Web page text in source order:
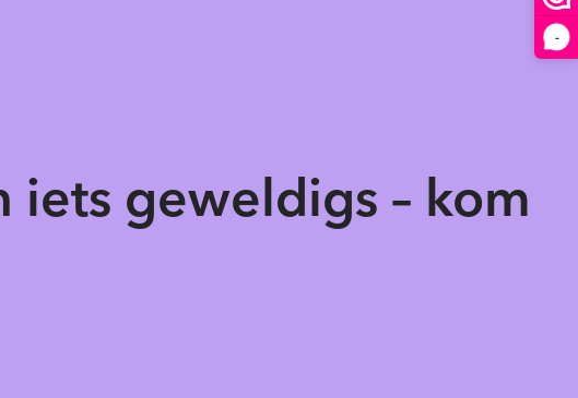
-
iets geweldigs – kom